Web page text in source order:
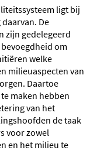
ligt bij
De
zijn gedelegeerd
om
welke
milieuaspecten van
Daartoe
maken hebben
van het
de taak
voor zowel
en het milieu te